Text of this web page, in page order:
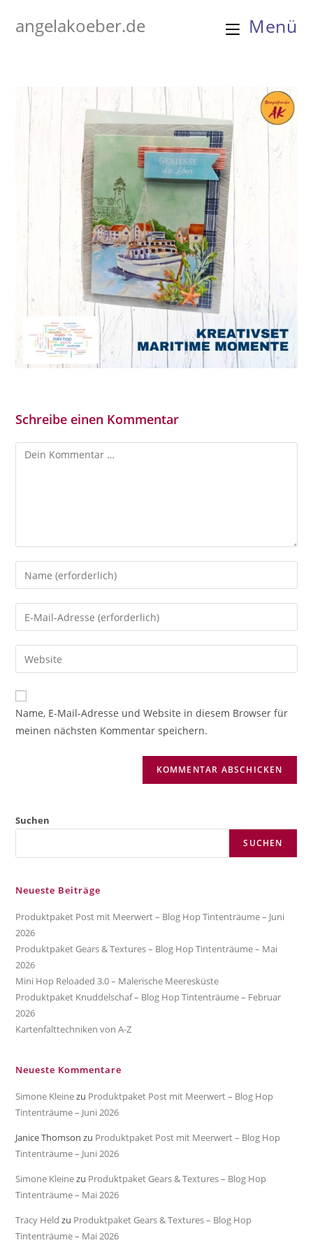
Inhaltangelakoeber.de Menü
Schreibe einen Kommentar
Kommentar
Gib
deinen
Namen
oder
zum
Kommentieren
ein
Gib
deine
E-
Mail-
zum
Kommentieren
ein
Gib
deine
Website-
URL
Name, E-Mail-Adresse und Website in diesem Browser für
meinen nächsten Kommentar speichern.
Suchen
SUCHEN
Neueste Beiträge
Produktpaket Post mit Meerwert – Blog Hop Tintenträume – Juni
2026
Produktpaket Gears & Textures – Blog Hop Tintenträume – Mai
2026
Mini Hop Reloaded 3.0 – Malerische Meeresküste
Produktpaket Knuddelschaf – Blog Hop Tintenträume – Februar
2026
Kartenfalttechniken von A-Z
Neueste Kommentare
Simone Kleinezu Produktpaket Post mit Meerwert – Blog Hop
Tintenträume – Juni 2026
Janice Thomson zu Produktpaket Post mit Meerwert – Blog Hop
Tintenträume – Juni 2026
Simone Kleinezu Produktpaket Gears & Textures – Blog Hop
Tintenträume – Mai 2026
Tracy Held zu Produktpaket Gears & Textures – Blog Hop
Tintenträume – Mai 2026